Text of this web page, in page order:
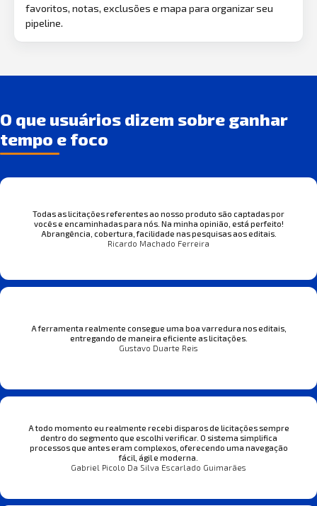
favoritos, notas, exclusões e mapa para organizar seu
pipeline.
O que usuários dizem sobre ganhar
tempo e foco
Todas as licitações referentes ao nosso produto são captadas por
vocês e encaminhadas para nós. Na minha opinião, está perfeito!
Abrangência, cobertura, facilidade nas pesquisas aos editais.
Ricardo Machado Ferreira
A ferramenta realmente consegue uma boa varredura nos editais,
entregando de maneira eficiente as licitações.
Gustavo Duarte Reis
A todo momento eu realmente recebi disparos de licitações sempre
dentro do segmento que escolhi verificar. O sistema simplifica
processos que antes eram complexos, oferecendo uma navegação
fácil, ágil e moderna.
Gabriel Picolo Da Silva Escarlado Guimarães